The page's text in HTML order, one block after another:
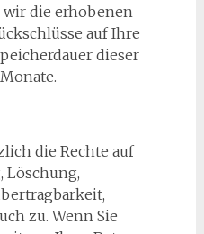
die erhobenen
auf Ihre
dieser
die Rechte auf
Löschung,
zu. Wenn Sie